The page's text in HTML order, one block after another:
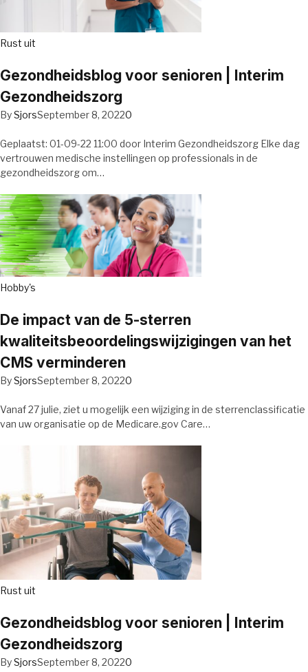
Rust uit
Gezondheidsblog voor senioren | Interim
Gezondheidszorg
BySjorsSeptember 8, 20220
Geplaatst: 01-09-22 11:00 door Interim Gezondheidszorg Elke dag
vertrouwen medische instellingen op professionals in de
gezondheidszorg om…
Hobby's
De impact van de 5-sterren
kwaliteitsbeoordelingswijzigingen van het
CMS verminderen
BySjorsSeptember 8, 20220
Vanaf 27 julie, ziet u mogelijk een wijziging in de sterrenclassificatie
van uw organisatie op de Medicare.gov Care…
Rust uit
Gezondheidsblog voor senioren | Interim
Gezondheidszorg
BySjorsSeptember 8, 20220